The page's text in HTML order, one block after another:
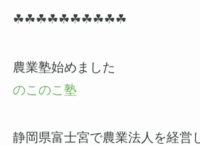
☘☘☘☘☘☘☘☘☘☘
農業塾始めました
のこのこ塾
静岡県富士宮で農業法人を経営